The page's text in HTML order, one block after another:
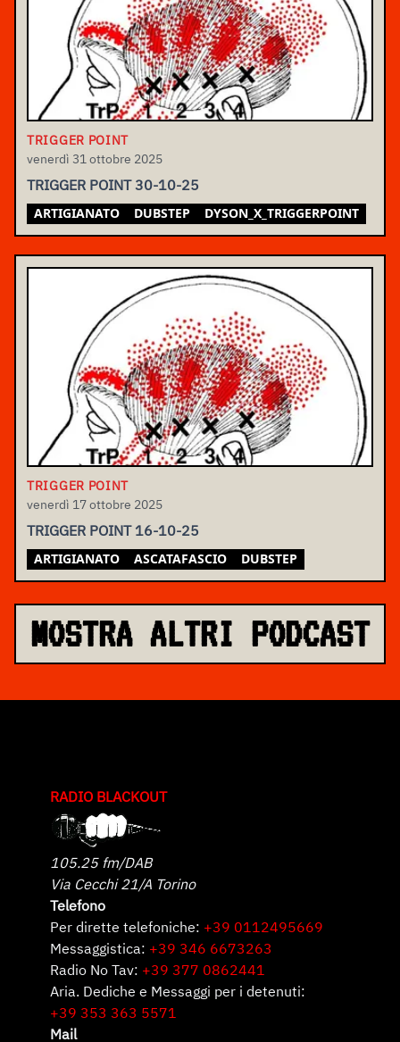
TRIGGER POINT
venerdì 31 ottobre 2025
TRIGGER POINT 30-10-25
ARTIGIANATO DUBSTEP DYSON_X_TRIGGERPOINT
TRIGGER POINT
venerdì 17 ottobre 2025
TRIGGER POINT 16-10-25
ARTIGIANATO ASCATAFASCIO DUBSTEP
MOSTRA ALTRI PODCAST
RADIO BLACKOUT
105.25 fm/DAB
Via Cecchi 21/A Torino
Telefono
Per dirette telefoniche: +39 0112495669
Messaggistica: +39 346 6673263
Radio No Tav: +39 377 0862441
Aria. Dediche e Messaggi per i detenuti:
+39 353 363 5571
Mail